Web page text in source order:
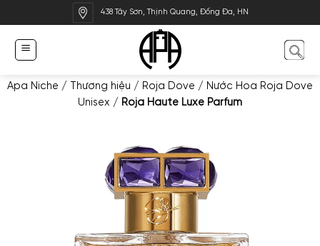
qua
dung
438 Tây Sơn, Thịnh Quang, Đống Đa, HN
Apa Niche / Thương hiệu / Roja Dove / Nước Hoa Roja Dove
Unisex / Roja Haute Luxe Parfum